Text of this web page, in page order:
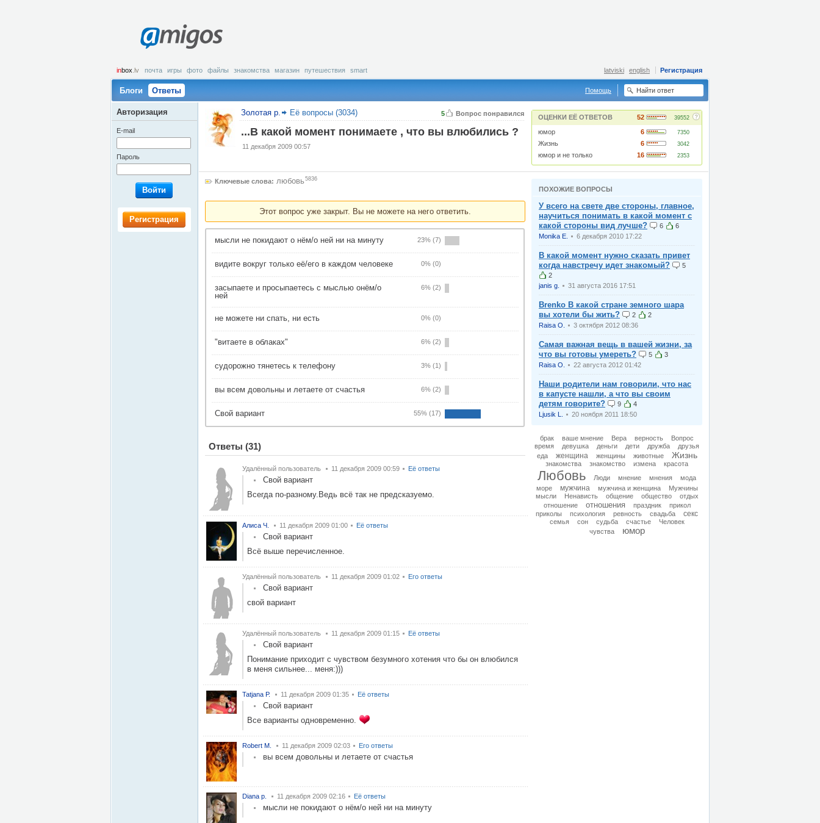
amigos
inbox .lv почта игры фото файлы знакомства магазин путешествия smart Регистрация
latviski english
Блоги Ответы Помощь
5 Вопрос понравился
Золотая р. Её вопросы (3034)
...В какой момент понимаете , что вы влюбились ?
11 декабря 2009 00:57
ОЦЕНКИ ЕЁ ОТВЕТОВ 52 39552 ?
юмор 6 7350
Жизнь 6 3042
юмор и не только 16 2353
Ключевые слова: любовь 5836
Этот вопрос уже закрыт. Вы не можете на него ответить.
мысли не покидают о нём/о ней ни на минуту 23% (7)
видите вокруг только её/его в каждом человеке 0% (0)
засыпаете и просыпаетесь с мыслью онём/о
ней
6% (2)
не можете ни спать, ни есть 0% (0)
"витаете в облаках" 6% (2)
судорожно тянетесь к телефону 3% (1)
вы всем довольны и летаете от счастья 6% (2)
Свой вариант 55% (17)
Ответы (31)
Удалённый пользователь 11 декабря 2009 00:59 Её ответы
Свой вариант
Всегда по-разному.Ведь всё так не предсказуемо.
Алиса Ч. 11 декабря 2009 01:00 Её ответы
Свой вариант
Всё выше перечисленное.
Удалённый пользователь 11 декабря 2009 01:02 Его ответы
Свой вариант
свой вариант
Удалённый пользователь 11 декабря 2009 01:15 Её ответы
Свой вариант
Понимание приходит с чувством безумного хотения что бы он влюбился
в меня сильнее... меня:)))
Tatjana Р. 11 декабря 2009 01:35 Её ответы
Свой вариант
Все варианты одновременно.
Robert M. 11 декабря 2009 02:03 Его ответы
вы всем довольны и летаете от счастья
Diana p. 11 декабря 2009 02:16 Её ответы
мысли не покидают о нём/о ней ни на минуту
ПОХОЖИЕ ВОПРОСЫ
У всего на свете две стороны, главное,
научиться понимать в какой момент с
какой стороны вид лучше?
6
6
Monika E.
6 декабря 2010 17:22
В какой момент нужно сказать привет
когда навстречу идет знакомый?
5
2
janis g.
31 августа 2016 17:51
Brenko В какой стране земного шара
вы хотели бы жить?
2
2
Raisa O.
3 октября 2012 08:36
Самая важная вещь в вашей жизни, за
что вы готовы умереть?
5
3
Raisa O.
22 августа 2012 01:42
Наши родители нам говорили, что нас
в капусте нашли, а что вы своим
детям говорите?
9
4
Ljusik L.
20 ноября 2011 18:50
брак ваше мнение Вера верность
Вопрос
время
девушка деньги дети дружба
друзья
еда
женщина женщины животные Жизнь
знакомства знакомство измена красота
Любовь Люди мнение мнения
мода
море
мужчина мужчина и женщина
Мужчины
мысли
Ненависть общение общество
отдых
отношение
отношения праздник
прикол
приколы
психология ревность свадьба секс
семья сон судьба счастье
Человек
чувства
юмор
Авторизация
E-mail
Пароль
Войти
Регистрация